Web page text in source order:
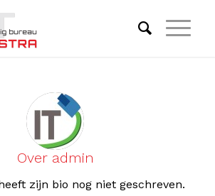
Over admin
zijn bio nog niet geschreven.